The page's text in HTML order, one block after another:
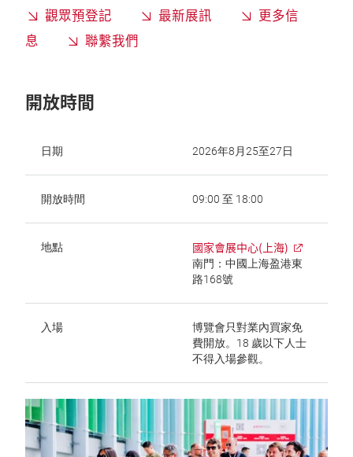
觀眾預登記
最新展訊
更多信
息
聯繫我們
開放時間
日期 2026年8月25至27日
開放時間 09:00 至 18:00
地點 國家會展中心(上海)
南門：中國上海盈港東
路168號
入場
博覽會只對業內買家免
費開放。18 歲以下人士
不得入場參觀。